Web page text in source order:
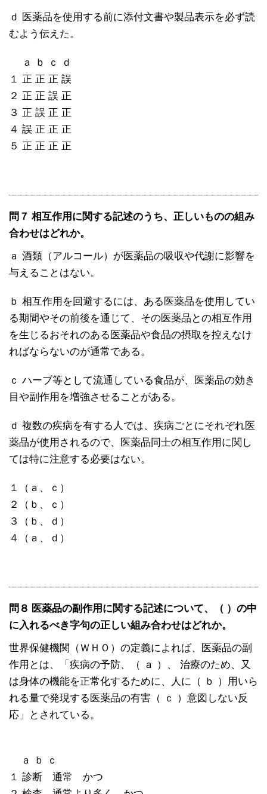
ｄ 医薬品を使用する前に添付文書や製品表示を必ず読
むよう伝えた。
ａ ｂ ｃ ｄ
１ 正 正 正 誤
２ 正 正 誤 正
３ 正 誤 正 正
４ 誤 正 正 正
５ 正 正 正 正
問７ 相互作用に関する記述のうち、正しいものの組み
合わせはどれか。
ａ 酒類（アルコール）が医薬品の吸収や代謝に影響を
与えることはない。
ｂ 相互作用を回避するには、ある医薬品を使用してい
る期間やその前後を通じて、その医薬品との相互作用
を生じるおそれのある医薬品や食品の摂取を控えなけ
ればならないのが通常である。
ｃ ハーブ等として流通している食品が、医薬品の効き
目や副作用を増強させることがある。
ｄ 複数の疾病を有する人では、疾病ごとにそれぞれ医
薬品が使用されるので、医薬品同士の相互作用に関し
ては特に注意する必要はない。
１（ａ、ｃ）
２（ｂ、ｃ）
３（ｂ、ｄ）
４（ａ、ｄ）
問８ 医薬品の副作用に関する記述について、（ ）の中
に入れるべき字句の正しい組み合わせはどれか。
世界保健機関（ＷＨＯ）の定義によれば、医薬品の副
作用とは、「疾病の予防、（ ａ ）、 治療のため、又
は身体の機能を正常化するために、人に（ ｂ ）用いら
れる量で発現する医薬品の有害（ ｃ ）意図しない反
応」とされている。
ａ ｂ ｃ
１ 診断 通常 かつ